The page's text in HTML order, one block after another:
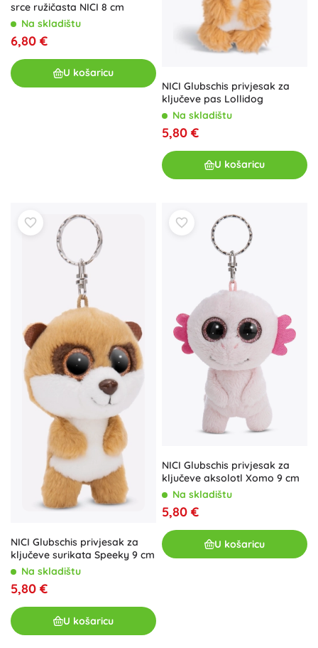
srce ružičasta NICI 8 cm
Na skladištu
6,80 €
U košaricu
NICI Glubschis privjesak za
ključeve pas Lollidog
Na skladištu
5,80 €
U košaricu
NICI Glubschis privjesak za
ključeve surikata Speeky 9 cm
Na skladištu
5,80 €
U košaricu
NICI Glubschis privjesak za
ključeve aksolotl Xomo 9 cm
Na skladištu
5,80 €
U košaricu